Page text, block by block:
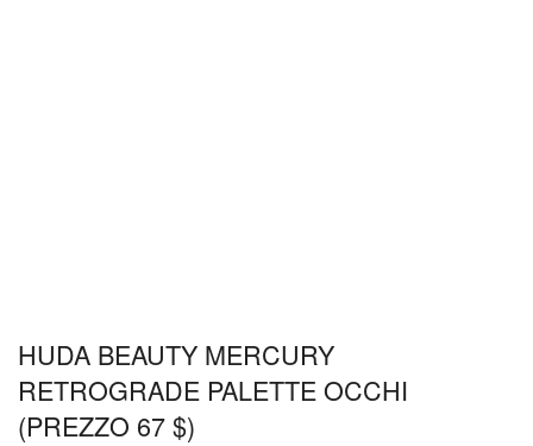
HUDA BEAUTY MERCURY
RETROGRADE PALETTE OCCHI
(PREZZO 67 $)